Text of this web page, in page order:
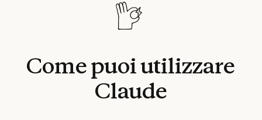
Comepuoiutilizzare
Claude